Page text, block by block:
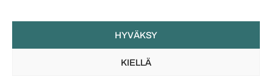
HYVÄKSY
KIELLÄ